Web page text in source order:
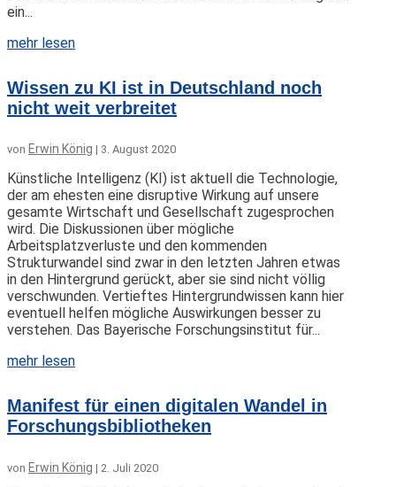
ein...
mehr lesen
Wissen zu KI ist in Deutschland noch
nicht weit verbreitet
von Erwin König | 3. August 2020
Künstliche Intelligenz (KI) ist aktuell die Technologie,
der am ehesten eine disruptive Wirkung auf unsere
gesamte Wirtschaft und Gesellschaft zugesprochen
wird. Die Diskussionen über mögliche
Arbeitsplatzverluste und den kommenden
Strukturwandel sind zwar in den letzten Jahren etwas
in den Hintergrund gerückt, aber sie sind nicht völlig
verschwunden. Vertieftes Hintergrundwissen kann hier
eventuell helfen mögliche Auswirkungen besser zu
verstehen. Das Bayerische Forschungsinstitut für...
mehr lesen
Manifest für einen digitalen Wandel in
Forschungsbibliotheken
von Erwin König | 2. Juli 2020